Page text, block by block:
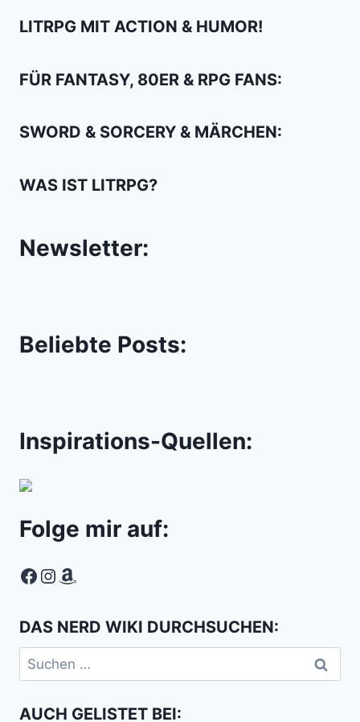
UND
LITRPG MIT ACTION & HUMOR!
FÜR FANTASY, 80ER & RPG FANS:
SWORD & SORCERY & MÄRCHEN:
WAS IST LITRPG?
Newsletter:
Beliebte Posts:
Inspirations-Quellen:
Folge mir auf:
Facebook
Instagram
Amazon
DAS NERD WIKI DURCHSUCHEN:
Suchen
nach:
AUCH GELISTET BEI: